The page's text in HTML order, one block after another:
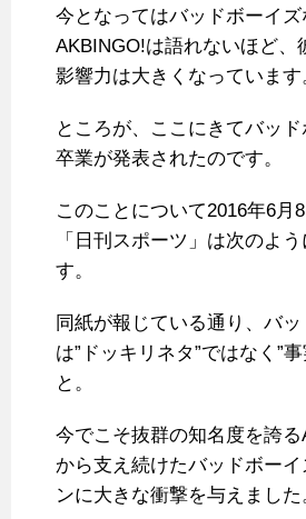
今となってはバッドボーイズ
AKBINGO!は語れないほど、
影響力は大きくなっています
ところが、ここにきてバッ
卒業が発表されたのです。
このことについて2016年6月
「日刊スポーツ」は次のよ
す。
同紙が報じている通り、バ
は”ドッキリネタ”ではなく”
と。
今でこそ抜群の知名度を誇る
から支え続けたバッドボー
ンに大きな衝撃を与えました